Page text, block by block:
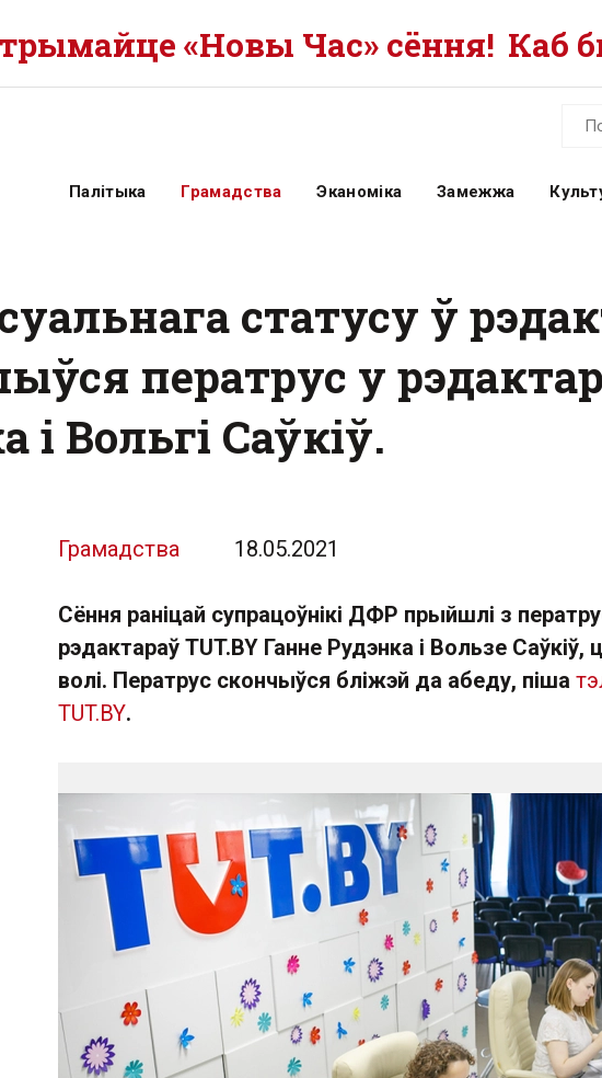
«Новы Час» сёння! Каб
Палітыка Грамадства Эканоміка Замежжа
статусу ў
ператрус у
і Вольгі Саўкіў.
Грамадства 18.05.2021
Сёння раніцай супрацоўнікі ДФР прыйшлі з
рэдактараў TUT.BY Ганне Рудэнка і Вользе Саўкіў,
волі. Ператрус скончыўся бліжэй да абеду, піша
TUT.BY.